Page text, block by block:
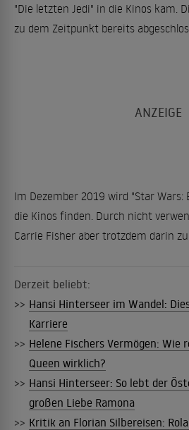
"Die letzten Jedi" in die Kinos kam.
zu dem Zeitpunkt bereits
Im Dezember 2019 wird "Star Wars:
die Kinos finden. Durch nicht
Carrie Fisher aber trotzdem darin zu
Derzeit beliebt:
>> Hansi Hinterseer im Wandel:
Karriere
>> Helene Fischers Vermögen: Wie
Queen wirklich?
>> Hansi Hinterseer: So lebt der
großen Liebe Ramona
>> Kritik an Florian Silbereisen: